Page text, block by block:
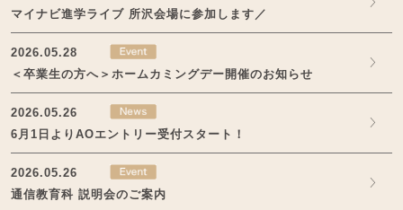
マイナビ進学ライブ 所沢会場に参加します／
2026.05.28
＜卒業生の方へ＞ホームカミングデー開催のお知らせ
2026.05.26
6月1日よりAOエントリー受付スタート！
2026.05.26
通信教育科 説明会のご案内